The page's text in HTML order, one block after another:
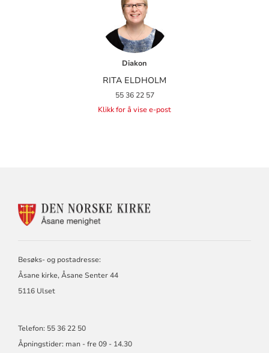
Diakon
RITA ELDHOLM
55 36 22 57
Klikk for å vise e-post
KONTAKTINFORMASJON
Besøks- og postadresse:
Åsane kirke, Åsane Senter 44
5116 Ulset
Telefon: 55 36 22 50
Åpningstider: man - fre 09 - 14.30